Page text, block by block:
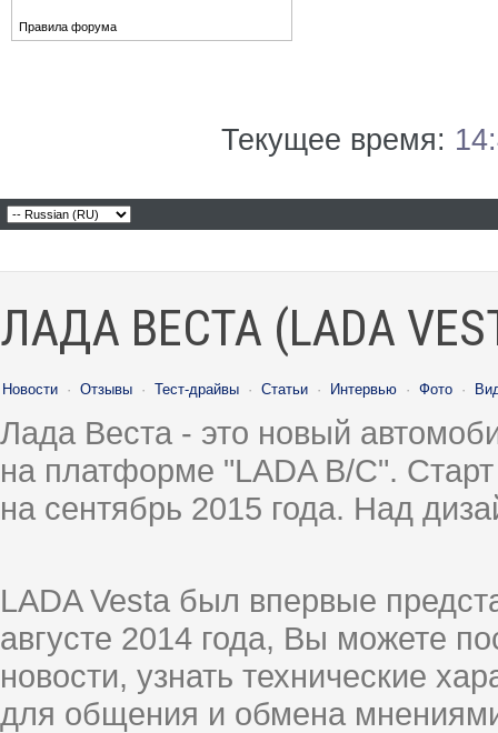
Правила форума
Текущее время:
ЛАДА ВЕСТА (LADA
Новости · Отзывы · Тест-драйвы · Статьи · Интервью · Фото ·
Лада Веста - это новый
на платформе "LADA B/C".
на сентябрь 2015 года. Над
LADA Vesta был впервые
августе 2014 года, Вы можете
новости, узнать технические
для общения и обмена